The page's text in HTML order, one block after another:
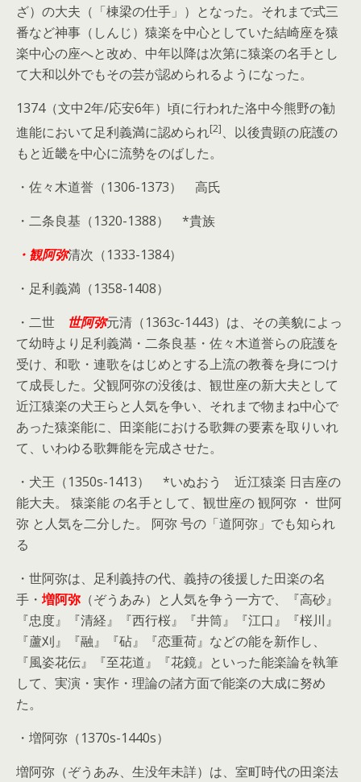
ざ）の大夫（「棟梁の仕手」）となった。それまで式三
番など神事（しんじ）猿楽を中心としていた結崎座を猿
楽中心の座へと改め、中年以降は次第に猿楽の名手とし
て大和以外でもその芸が認められるようになった。
1374（文中2年/応安6年）頃に行われた洛中今熊野の勧
進能において足利義満に認められ[2]、以後貴顕の庇護の
もと近畿を中心に流勢をのばした。
・佐々木道誉（1306-1373） 高氏
・二条良基（1320-1388） *貴族
・観阿弥清次（1333-1384）
・足利義満（1358-1408）
・二世 世阿弥元清（1363c-1443）は、その美貌によっ
て幼時より足利義満・二条良基・佐々木道誉らの庇護を
受け、和歌・連歌をはじめとする上流の教養を身につけ
て成長した。父観阿弥の没後は、観世座の新大夫として
近江猿楽の犬王らと人気を争い、それまで物まね中心で
あった猿楽能に、田楽能における歌舞の要素を取りいれ
て、いわゆる歌舞能を完成させた。
・犬王（1350s-1413） *いぬおう 近江猿楽 日吉座の
能大夫。 猿楽能 の名手として、観世座の 観阿弥 ・ 世阿
弥 と人気を二分した。 阿弥 号の「道阿弥」でも知られ
る
・世阿弥は、足利義持の代、義持の後援した田楽の名
手・ 増阿弥 （ぞうあみ）と人気を争う一方で、『高砂』
『忠度』『清経』『西行桜』『井筒』『江口』『桜川』
『蘆刈』『融』『砧』『恋重荷』などの能を新作し、
『風姿花伝』『至花道』『花鏡』といった能楽論を執筆
して、実演・実作・理論の諸方面で能楽の大成に努め
た。
・増阿弥（1370s-1440s）
増阿弥（ぞうあみ、生没年未詳）は、室町時代の田楽法